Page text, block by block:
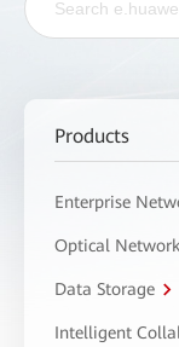
Products
Enterprise
Optical
Data Storage
Intelligent